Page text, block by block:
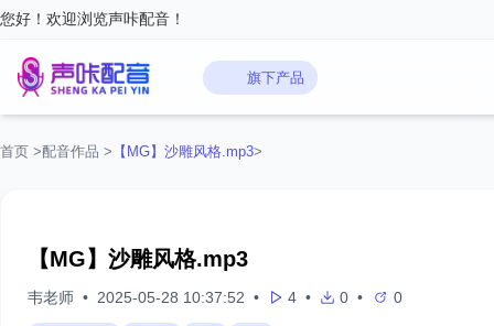
您好！欢迎浏览声咔配音！
旗下产品
首页 >配音作品 > 【MG】沙雕风格.mp3>
【MG】沙雕风格.mp3
韦老师 • 2025-05-28 10:37:52 • 4 • 0 • 0